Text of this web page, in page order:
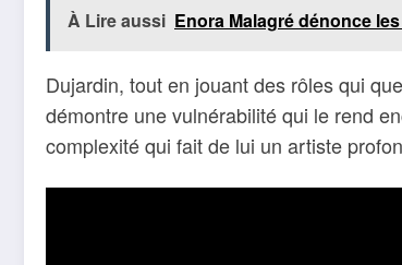
À Lire aussi Enora Malagré dénonce
Dujardin, tout en jouant des rôles qui
démontre une vulnérabilité qui le rend
complexité qui fait de lui un artiste